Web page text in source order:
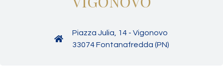
Piazza Julia, 14 - Vigonovo
33074 Fontanafredda (PN)